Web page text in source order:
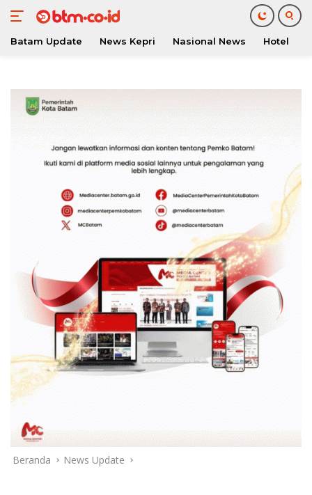
konten
Batam Update News Kepri Nasional News Hotel
Beranda News Update